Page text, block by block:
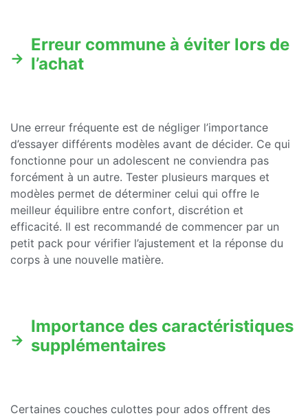
Erreur commune à éviter lors de
l’achat
Une erreur fréquente est de négliger l’importance
d’essayer différents modèles avant de décider. Ce qui
fonctionne pour un adolescent ne conviendra pas
forcément à un autre. Tester plusieurs marques et
modèles permet de déterminer celui qui offre le
meilleur équilibre entre confort, discrétion et
efficacité. Il est recommandé de commencer par un
petit pack pour vérifier l’ajustement et la réponse du
corps à une nouvelle matière.
Importance des caractéristiques
supplémentaires
Certaines couches culottes pour ados offrent des